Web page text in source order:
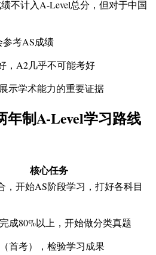
不计入A-Level总分，但对于中国
参考AS成绩
，A2几乎不可能考好
示学术能力的重要证据
年制A-Level学习路线
核心任务
，开始AS阶段学习，打好各科目
成80%以上，开始做分类真题
首考），检验学习成果